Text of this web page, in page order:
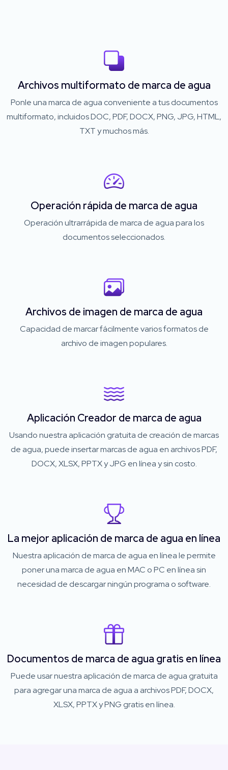
Archivos multiformato de marca de agua
Ponle una marca de agua conveniente a tus documentos
multiformato, incluidos DOC, PDF, DOCX, PNG, JPG, HTML,
TXT y muchos más.
Operación rápida de marca de agua
Operación ultrarrápida de marca de agua para los
documentos seleccionados.
Archivos de imagen de marca de agua
Capacidad de marcar fácilmente varios formatos de
archivo de imagen populares.
Aplicación Creador de marca de agua
Usando nuestra aplicación gratuita de creación de marcas
de agua, puede insertar marcas de agua en archivos PDF,
DOCX, XLSX, PPTX y JPG en línea y sin costo.
La mejor aplicación de marca de agua en línea
Nuestra aplicación de marca de agua en línea le permite
poner una marca de agua en MAC o PC en línea sin
necesidad de descargar ningún programa o software.
Documentos de marca de agua gratis en línea
Puede usar nuestra aplicación de marca de agua gratuita
para agregar una marca de agua a archivos PDF, DOCX,
XLSX, PPTX y PNG gratis en línea.